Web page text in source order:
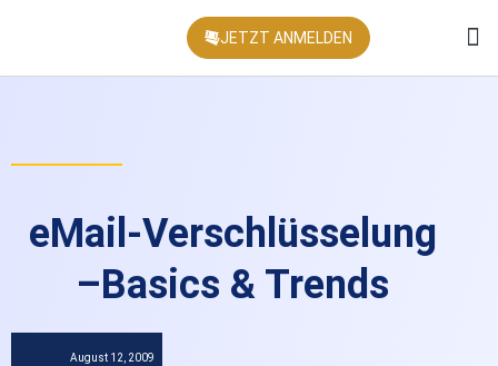
JETZT ANMELDEN
eMail-Verschlüsselung
–Basics & Trends
August 12, 2009